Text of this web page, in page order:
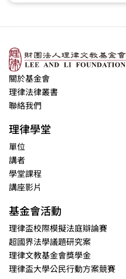
關於基金會
理律法律叢書
聯絡我們
理律學堂
單位
講者
學堂課程
講座影片
基金會活動
理律盃校際模擬法庭辯論賽
超國界法學議題研究案
理律文教基金會獎學金
理律盃大學公民行動方案競賽